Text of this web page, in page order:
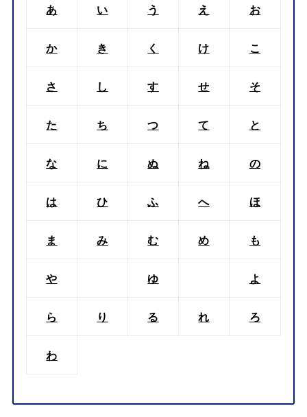
あ い う え お
か き く け こ
さ し す せ そ
た ち つ て と
な に ぬ ね の
は ひ ふ へ ほ
ま み む め も
や ゆ よ
ら り る れ ろ
わ